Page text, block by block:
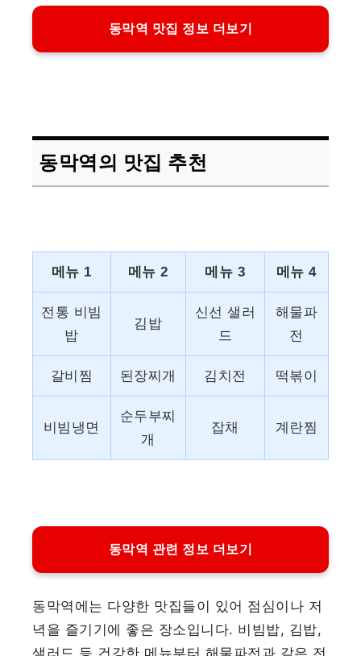
동막역 맛집 정보 더보기
동막역의 맛집 추천
메뉴 1 메뉴 2 메뉴 3 메뉴 4
전통 비빔
밥
김밥
신선 샐러
드
해물파
전
갈비찜 된장찌개 김치전 떡볶이
비빔냉면
순두부찌
개
잡채 계란찜
동막역 관련 정보 더보기
동막역에는 다양한 맛집들이 있어 점심이나 저
녁을 즐기기에 좋은 장소입니다. 비빔밥, 김밥,